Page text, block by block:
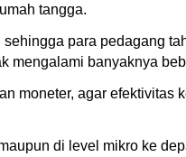
tangga.
para pedagang
banyaknya
moneter, agar efektivitas
di level mikro ke